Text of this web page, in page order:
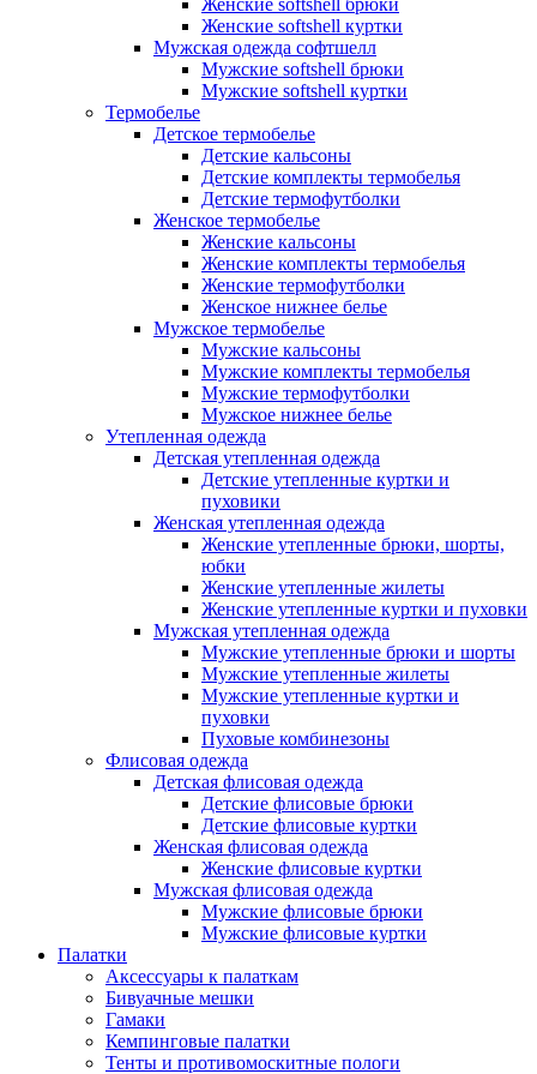
Женские softshell брюки
Женские softshell куртки
Мужская одежда софтшелл
Мужские softshell брюки
Мужские softshell куртки
Термобелье
Детское термобелье
Детские кальсоны
Детские комплекты термобелья
Детские термофутболки
Женское термобелье
Женские кальсоны
Женские комплекты термобелья
Женские термофутболки
Женское нижнее белье
Мужское термобелье
Мужские кальсоны
Мужские комплекты термобелья
Мужские термофутболки
Мужское нижнее белье
Утепленная одежда
Детская утепленная одежда
Детские утепленные куртки и
пуховики
Женская утепленная одежда
Женские утепленные брюки, шорты,
юбки
Женские утепленные жилеты
Женские утепленные куртки и пуховки
Мужская утепленная одежда
Мужские утепленные брюки и шорты
Мужские утепленные жилеты
Мужские утепленные куртки и
пуховки
Пуховые комбинезоны
Флисовая одежда
Детская флисовая одежда
Детские флисовые брюки
Детские флисовые куртки
Женская флисовая одежда
Женские флисовые куртки
Мужская флисовая одежда
Мужские флисовые брюки
Мужские флисовые куртки
Палатки
Аксессуары к палаткам
Бивуачные мешки
Гамаки
Кемпинговые палатки
Тенты и противомоскитные пологи